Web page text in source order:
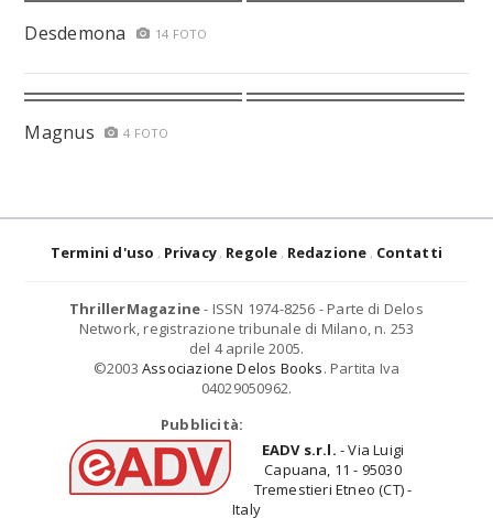
Desdemona 14 FOTO
Magnus 4 FOTO
Termini d'uso Privacy Regole Redazione Contatti
ThrillerMagazine- ISSN 1974-8256 - Parte di Delos
Network, registrazione tribunale di Milano, n. 253
del 4 aprile 2005.
©2003 Associazione Delos Books. Partita Iva
04029050962.
Pubblicità:
EADV s.r.l. - Via Luigi
Capuana, 11 - 95030
Tremestieri Etneo (CT) -
Italy